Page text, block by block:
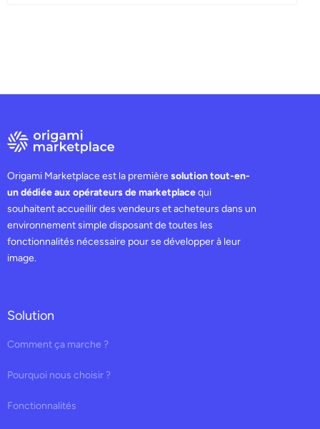
Origami Marketplace est la première solution tout-en-
un dédiée aux opérateurs de marketplacequi
souhaitent accueillir des vendeurs et acheteurs dans un
environnement simple disposant de toutes les
fonctionnalités nécessaire pour se développer à leur
image.
Solution
Comment ça marche ?
Pourquoi nous choisir ?
Fonctionnalités